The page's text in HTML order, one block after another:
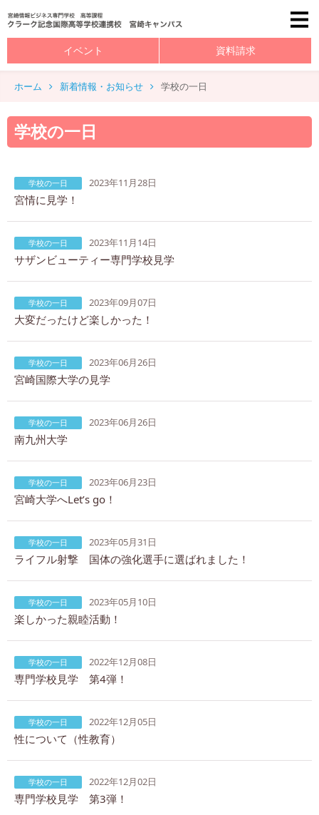
イベント 資料請求
ホーム 新着情報・お知らせ 学校の一日
学校の一日
学校の一日 2023年11月28日
宮情に見学！
学校の一日 2023年11月14日
サザンビューティー専門学校見学
学校の一日 2023年09月07日
大変だったけど楽しかった！
学校の一日 2023年06月26日
宮崎国際大学の見学
学校の一日 2023年06月26日
南九州大学
学校の一日 2023年06月23日
宮崎大学へLet’s go！
学校の一日 2023年05月31日
ライフル射撃 国体の強化選手に選ばれました！
学校の一日 2023年05月10日
楽しかった親睦活動！
学校の一日 2022年12月08日
専門学校見学 第4弾！
学校の一日 2022年12月05日
性について（性教育）
学校の一日 2022年12月02日
専門学校見学 第3弾！